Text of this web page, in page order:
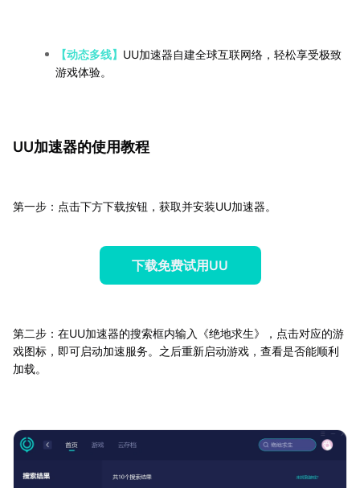
【动态多线】 UU加速器自建全球互联网络，轻松享受极致
游戏体验。
UU加速器的使用教程
第一步：点击下方下载按钮，获取并安装UU加速器。
下载免费试用UU
第二步：在UU加速器的搜索框内输入《绝地求生》，点击对应的游
戏图标，即可启动加速服务。之后重新启动游戏，查看是否能顺利
加载。